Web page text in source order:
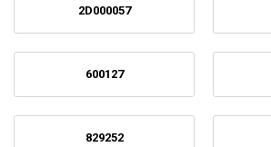
2D000057
600127
829252